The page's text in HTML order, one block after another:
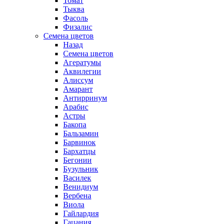
Тыква
Фасоль
Физалис
Семена цветов
Назад
Семена цветов
Агератумы
Аквилегии
Алиссум
Амарант
Антирринум
Арабис
Астры
Бакопа
Бальзамин
Барвинок
Бархатцы
Бегонии
Бузульник
Василек
Венидиум
Вербена
Виола
Гайлардия
Гацания